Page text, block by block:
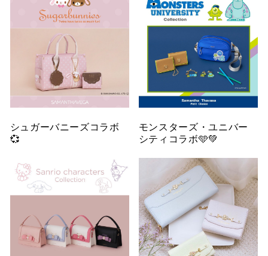
シュガーバニーズコラボ
💞
モンスターズ・ユニバー
シティコラボ🩵💚